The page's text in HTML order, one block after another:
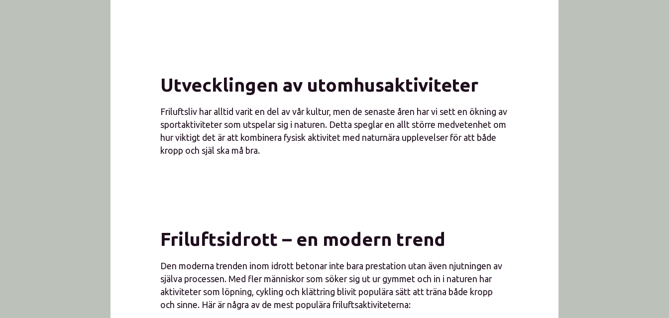
Utvecklingen av utomhusaktiviteter
Friluftsliv har alltid varit en del av vår kultur, men de senaste åren har vi sett en ökning av
sportaktiviteter som utspelar sig i naturen. Detta speglar en allt större medvetenhet om
hur viktigt det är att kombinera fysisk aktivitet med naturnära upplevelser för att både
kropp och själ ska må bra.
Friluftsidrott – en modern trend
Den moderna trenden inom idrott betonar inte bara prestation utan även njutningen av
själva processen. Med fler människor som söker sig ut ur gymmet och in i naturen har
aktiviteter som löpning, cykling och klättring blivit populära sätt att träna både kropp
och sinne. Här är några av de mest populära friluftsaktiviteterna: